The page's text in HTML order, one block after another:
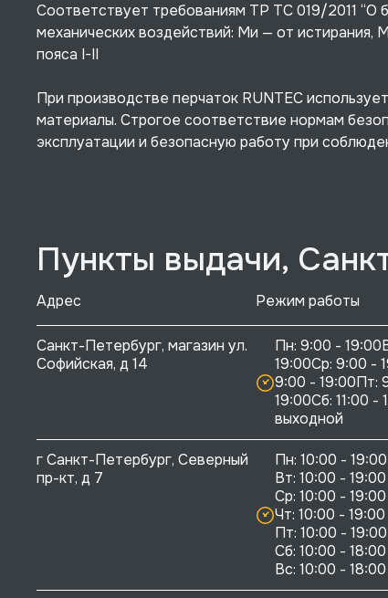
Соответствует требованиям ТР ТС 019/2011 “О
механических воздействий: Ми — от истирания,
пояса I-II
При производстве перчаток RUNTEC
материалы. Строгое соответствие нормам
эксплуатации и безопасную работу при
Пункты выдачи,
Адрес Режим работы
Санкт-Петербург, магазин ул.
Софийская, д 14
Пн: 9:00 -
19:00Ср: 9:00 -
9:00 - 19:00Пт:
19:00Сб: 11:00 -
выходной
г Санкт-Петербург, Северный
пр-кт, д 7
Пн: 10:00 - 19:00
Вт: 10:00 - 19:00
Ср: 10:00 - 19:00
Чт: 10:00 - 19:00
Пт: 10:00 - 19:00
Сб: 10:00 - 18:00